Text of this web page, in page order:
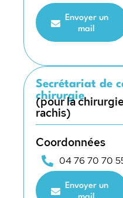
Envoyer un
mail
Secrétariat de
chirurgie
(pour la
rachis)
Coordonnées
04 76 70 70
Envoyer un